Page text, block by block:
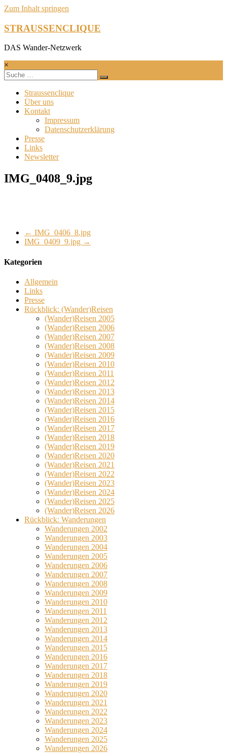
Zum Inhalt springen
STRAUSSENCLIQUE
DAS Wander-Netzwerk
×
Straussenclique
Über uns
Kontakt
Impressum
Datenschutzerklärung
Presse
Links
Newsletter
IMG_0408_9.jpg
← IMG_0406_8.jpg
IMG_0409_9.jpg →
Kategorien
Allgemein
Links
Presse
Rückblick: (Wander)Reisen
(Wander)Reisen 2005
(Wander)Reisen 2006
(Wander)Reisen 2007
(Wander)Reisen 2008
(Wander)Reisen 2009
(Wander)Reisen 2010
(Wander)Reisen 2011
(Wander)Reisen 2012
(Wander)Reisen 2013
(Wander)Reisen 2014
(Wander)Reisen 2015
(Wander)Reisen 2016
(Wander)Reisen 2017
(Wander)Reisen 2018
(Wander)Reisen 2019
(Wander)Reisen 2020
(Wander)Reisen 2021
(Wander)Reisen 2022
(Wander)Reisen 2023
(Wander)Reisen 2024
(Wander)Reisen 2025
(Wander)Reisen 2026
Rückblick: Wanderungen
Wanderungen 2002
Wanderungen 2003
Wanderungen 2004
Wanderungen 2005
Wanderungen 2006
Wanderungen 2007
Wanderungen 2008
Wanderungen 2009
Wanderungen 2010
Wanderungen 2011
Wanderungen 2012
Wanderungen 2013
Wanderungen 2014
Wanderungen 2015
Wanderungen 2016
Wanderungen 2017
Wanderungen 2018
Wanderungen 2019
Wanderungen 2020
Wanderungen 2021
Wanderungen 2022
Wanderungen 2023
Wanderungen 2024
Wanderungen 2025
Wanderungen 2026